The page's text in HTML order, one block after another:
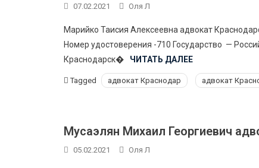
07.02.2021 Оля Л
Марийко Таисия Алексеевна адвокат
Номер удостоверения -710 Государство —
Краснодарск�
ЧИТАТЬ ДАЛЕЕ
Tagged адвокат Краснодар адвокат
Мусаэлян Михаил Георгиевич
05.02.2021 Оля Л